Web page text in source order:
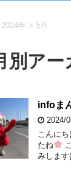
2024年 > 5月
別ア
infoま
2024/
こんに
たね
みしま